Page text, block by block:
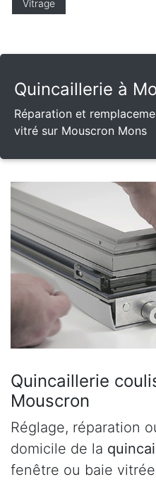
Vitrage
Quincaillerie à
Réparation et
vitré sur Mouscron Mons
Quincaillerie
Mouscron
Réglage, réparation
domicile de la
fenêtre ou baie